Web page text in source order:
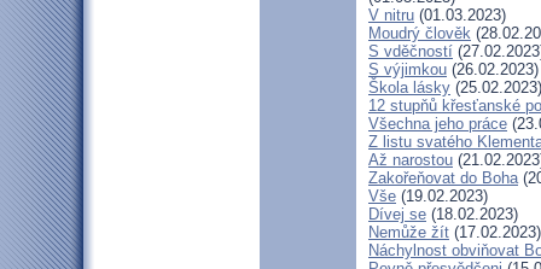
V nitru (01.03.2023)
Moudrý člověk
S vděčností
S výjimkou (26.02.2023)
Škola lásky (25.02.2023)
12 stupňů křesťanské
Všechna jeho práce
Z listu svatého
Až narostou
Zakořeňovat do Boha
Vše (19.02.2023)
Dívej se (18.02.2023)
Nemůže žít (17.02.2023)
Náchylnost obviňovat